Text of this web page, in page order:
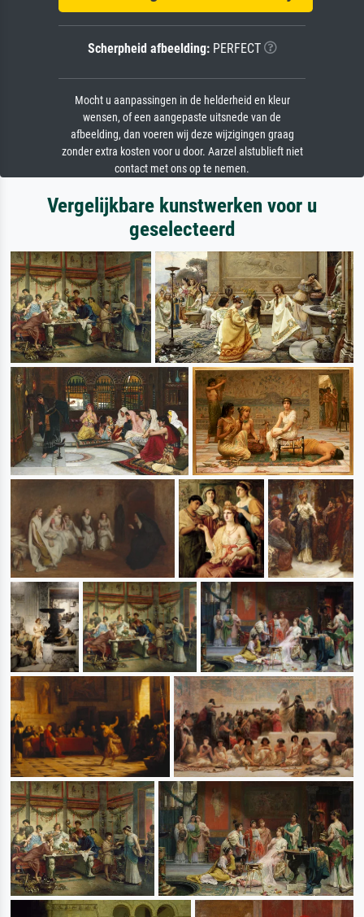
Scherpheid afbeelding:PERFECT
Mocht u aanpassingen in de helderheid en kleur
wensen, of een aangepaste uitsnede van de
afbeelding, dan voeren wij deze wijzigingen graag
zonder extra kosten voor u door. Aarzel alstublieft niet
contact met ons op te nemen.
Vergelijkbare kunstwerken voor u
geselecteerd